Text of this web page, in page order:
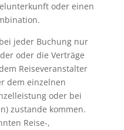
oder einen
jeder Buchung nur
oder die Verträge
Reiseveranstalter
dem einzelnen
oder bei
zustande kommen.
Reise-,